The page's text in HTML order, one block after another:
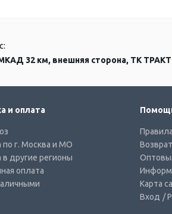
32 км, внешняя сторона, ТК ТРАКТ
и оплата
по г. Москва и МО
в другие регионы
оплата
Карта
Вход /